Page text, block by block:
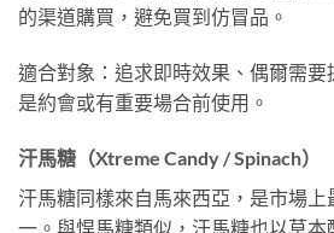
的渠道購買，避免買到仿冒品。
適合對象：追求即時效果、偶爾需
是約會或有重要場合前使用。
汗馬糖（Xtreme Candy / Spinach）
汗馬糖同樣來自馬來西亞，是市場上
一。與悍馬糖類似，汗馬糖也以草